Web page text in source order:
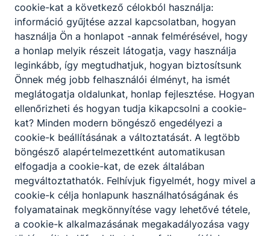
1993/1994-től - Csonka János Műszaki
Szakközépiskola
1999/2000-től - Csonka János Műszaki
Szakközépiskola és Kollégium
2007/2008-tól - Csonka János Műszaki
Szakközépiskola és Szakiskola
2011/2012-től - Szegedi Műszaki és
Környezetvédelmi Középiskola Csonka János
Tagintézménye
2015/2016-tól - Szegedi Szakképzési
Centrum Csonka János Szakképző Iskolája
2016/2017-től - Szegedi SZC Csonka János
Szakgimnáziuma és Szakközépiskolája
2020/2021-től - Szegedi SZC Csonka János
Technikum
Az iskola 1991-ben sikeresen pályázott a
cookie-kat a következő célokból használja:
információ gyűjtése azzal kapcsolatban, hogyan
használja Ön a honlapot -annak felmérésével, hogy
a honlap melyik részeit látogatja, vagy használja
leginkább, így megtudhatjuk, hogyan biztosítsunk
Önnek még jobb felhasználói élményt, ha ismét
meglátogatja oldalunkat, honlap fejlesztése. Hogyan
ellenőrizheti és hogyan tudja kikapcsolni a cookie-
kat? Minden modern böngésző engedélyezi a
cookie-k beállításának a változtatását. A legtöbb
böngésző alapértelmezettként automatikusan
elfogadja a cookie-kat, de ezek általában
megváltoztathatók. Felhívjuk figyelmét, hogy mivel a
cookie-k célja honlapunk használhatóságának és
folyamatainak megkönnyítése vagy lehetővé tétele,
a cookie-k alkalmazásának megakadályozása vagy